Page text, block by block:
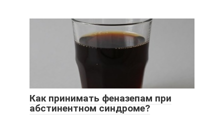
Как принимать феназепам при
абстинентном синдроме?